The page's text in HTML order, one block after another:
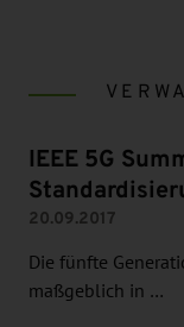
IEEE 5G
20.09.2017
Die fünfte
maßgeblich in …